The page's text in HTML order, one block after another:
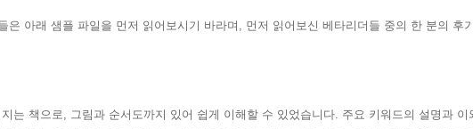
은 아래 샘플 파일을 먼저 읽어보시기 바라며 , 먼저 읽어보신 베타리더들 중의 한 분의 후
는 책으로, 그림과 순서도까지 있어 쉽게 이해할 수 있었습니다. 주요 키워드의 설명과